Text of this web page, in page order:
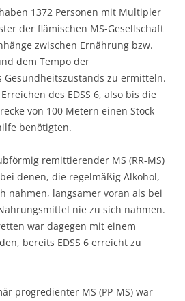
1372 Personen mit Multipler
der flämischen MS-Gesellschaft
zwischen Ernährung bzw.
dem Tempo der
Gesundheitszustands zu ermitteln.
des EDSS 6, also bis die
von 100 Metern einen Stock
benötigten.
remittierender MS (RR-MS)
denen, die regelmäßig Alkohol,
nahmen, langsamer voran als bei
nie zu sich nahmen.
war dagegen mit einem
bereits EDSS 6 erreicht zu
progredienter MS (PP-MS) war